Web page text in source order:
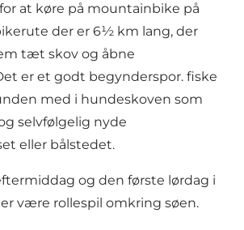
at køre på mountainbike på
der er 6½ km lang, der
tæt skov og åbne
er et godt begynderspor. fiske
med i hundeskoven som
selvfølgelig nyde
eller bålstedet.
og den første lørdag i
være rollespil omkring søen.